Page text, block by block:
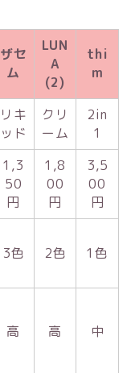
ザセ
ム
LUN
A
(2)
thi
m
リキ
ッド
クリ
ーム
2in
1
1,3
50
円
1,8
00
円
3,5
00
円
3色 2色 1色
高 高 中